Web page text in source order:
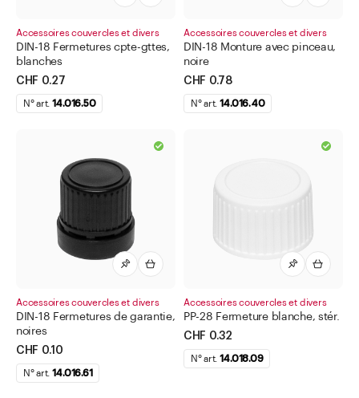
Accessoires couvercles et divers
DIN-18 Fermetures cpte-gttes,
blanches
CHF 0.27
N° art. 14.016.50
Accessoires couvercles et divers
DIN-18 Monture avec pinceau,
noire
CHF 0.78
N° art. 14.016.40
Accessoires couvercles et divers
DIN-18 Fermetures de garantie,
noires
CHF 0.10
N° art. 14.016.61
Accessoires couvercles et divers
PP-28 Fermeture blanche, stér.
CHF 0.32
N° art. 14.018.09